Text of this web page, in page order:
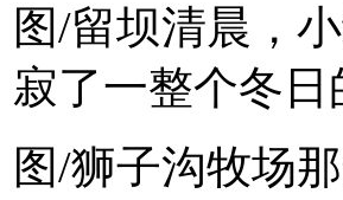
图/留坝清晨，
寂了一整个冬
图/狮子沟牧场